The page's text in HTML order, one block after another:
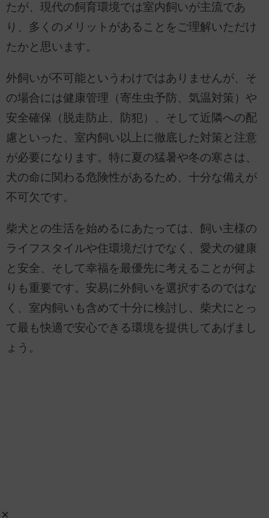
たが、現代の飼育環境では室内飼いが主流であ
り、多くのメリットがあることをご理解いただけ
たかと思います。
外飼いが不可能というわけではありませんが、そ
の場合には健康管理（寄生虫予防、気温対策）や
安全確保（脱走防止、防犯）、そして近隣への配
慮といった、室内飼い以上に徹底した対策と注意
が必要になります。特に夏の猛暑や冬の寒さは、
犬の命に関わる危険性があるため、十分な備えが
不可欠です。
柴犬との生活を始めるにあたっては、飼い主様の
ライフスタイルや住環境だけでなく、愛犬の健康
と安全、そして幸福を最優先に考えることが何よ
りも重要です。安易に外飼いを選択するのではな
く、室内飼いも含めて十分に検討し、柴犬にとっ
て最も快適で安心できる環境を提供してあげまし
ょう。